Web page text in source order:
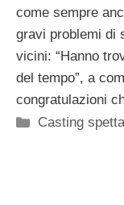
come sempre
gravi problemi di
vicini: “Hanno
del tempo”, a
congratulazioni
Categorie
Casting